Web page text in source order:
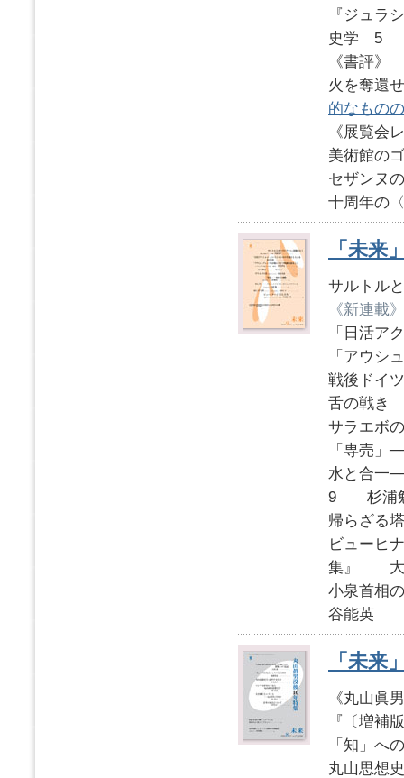
『ジュラ
史学
《書評》
火を奪還
的なもの
《展覧会
美術館の
セザンヌ
十周年の
「未来
サルトル
《新連載》
「日活
「アウシ
戦後ドイ
舌の戦
サラエ
「専売
水と合一
9 杉浦
帰らざ
ビューヒ
集』 大
小泉首相
谷能英
「未来
《丸山眞
『〔増
「知」
丸山思想